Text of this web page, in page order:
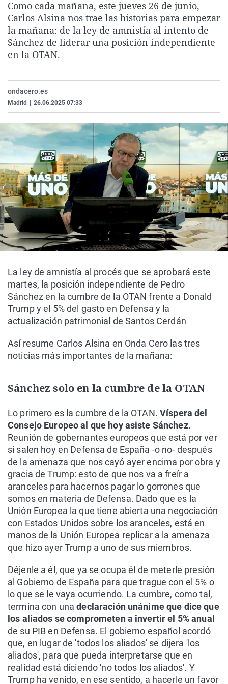
La rosa de los vientos
Gente viajera
Como el perro y el
Caso
Retornados
Equipo de
Extremadura
Galicia
La Rioja
País Vasco
Virales
Televisión
Elecciones
Como cada mañana, este jueves 26 de junio,
Carlos Alsina nos trae las historias para empezar
la mañana: de la ley de amnistía al intento de
Sánchez de liderar una posición independiente
en la OTAN.
ondacero.es
Madrid 26.06.2025 07:33
La ley de amnistía al procés que se aprobará este
martes, la posición independiente de Pedro
Sánchez en la cumbre de la OTAN frente a Donald
Trump y el 5% del gasto en Defensa y la
actualización patrimonial de Santos Cerdán
Así resume Carlos Alsina en Onda Cero las tres
noticias más importantes de la mañana:
Sánchez solo en la cumbre de la OTAN
Lo primero es la cumbre de la OTAN.Víspera del
Consejo Europeo al que hoy asiste Sánchez.
Reunión de gobernantes europeos que está por ver
si salen hoy en Defensa de España -o no- después
de la amenaza que nos cayó ayer encima por obra y
gracia de Trump: esto de que nos va a freír a
aranceles para hacernos pagar lo gorrones que
somos en materia de Defensa. Dado que es la
Unión Europea la que tiene abierta una negociación
con Estados Unidos sobre los aranceles, está en
manos de la Unión Europea replicar a la amenaza
que hizo ayer Trump a uno de sus miembros.
Déjenle a él, que ya se ocupa él de meterle presión
al Gobierno de España para que trague con el 5% o
lo que se le vaya ocurriendo. La cumbre, como tal,
termina con una declaración unánime que dice que
los aliados se comprometen a invertir el 5% anual
de su PIB en Defensa. El gobierno español acordó
que, en lugar de 'todos los aliados' se dijera 'los
aliados', para que pueda interpretarse que en
realidad está diciendo 'no todos los aliados'. Y
Trump ha venido, en ese sentido, a hacerle un favor